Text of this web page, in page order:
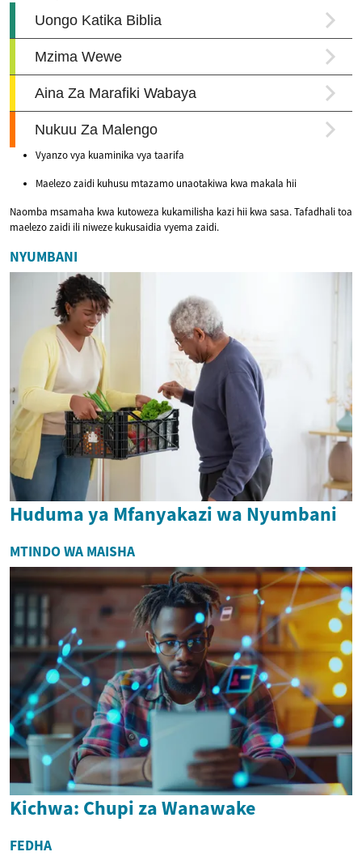
Vyanzo vya kuaminika vya taarifa
Maelezo zaidi kuhusu mtazamo unaotakiwa kwa makala hii
Naomba msamaha kwa kutoweza kukamilisha kazi hii kwa sasa. Tafadhali toa
maelezo zaidi ili niweze kukusaidia vyema zaidi.
NYUMBANI
Huduma ya Mfanyakazi wa Nyumbani
MTINDO WA MAISHA
Kichwa: Chupi za Wanawake
FEDHA